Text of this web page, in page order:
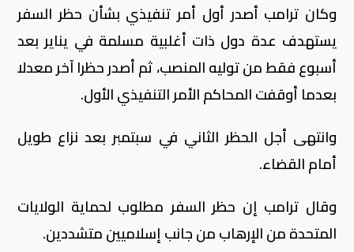
وكان ترامب أصدر أول أمر تنفيذي بشأن حظر السفر
يستهدف عدة دول ذات أغلبية مسلمة في يناير بعد
أسبوع فقط من توليه المنصب، ثم أصدر حظرا آخر معدلا
بعدما أوقفت المحاكم الأمر التنفيذي الأول.
وانتهى أجل الحظر الثاني في سبتمبر بعد نزاع طويل
أمام القضاء.
وقال ترامب إن حظر السفر مطلوب لحماية الولايات
المتحدة من الإرهاب من جانب إسلاميين متشددين.